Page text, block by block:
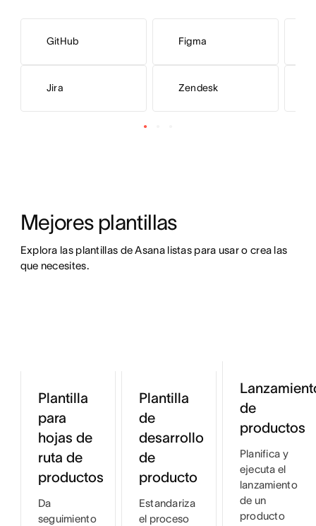
GitHub
Jira
Figma
Zendesk
Mejores plantillas
Explora las plantillas de Asana listas para usar o crea las
que necesites.
Plantilla
para
hojas de
ruta de
productos
Da
seguimiento
Plantilla
de
desarrollo
de
producto
Estandariza
el proceso
de
productos
Planifica y
ejecuta el
lanzamiento
de un
producto